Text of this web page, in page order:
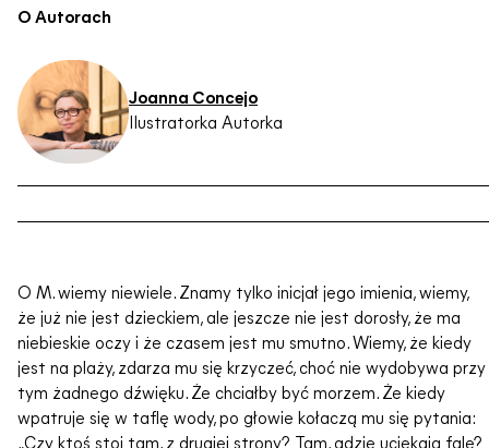
O Autorach
Joanna Concejo
Ilustratorka Autorka
O M. wiemy niewiele. Znamy tylko inicjał jego imienia, wiemy,
że już nie jest dzieckiem, ale jeszcze nie jest dorosły, że ma
niebieskie oczy i że czasem jest mu smutno. Wiemy, że kiedy
jest na plaży, zdarza mu się krzyczeć, choć nie wydobywa przy
tym żadnego dźwięku. Że chciałby być morzem. Że kiedy
wpatruje się w taflę wody, po głowie kołaczą mu się pytania:
„Czy ktoś stoi tam, z drugiej strony? Tam, gdzie uciekają fale?